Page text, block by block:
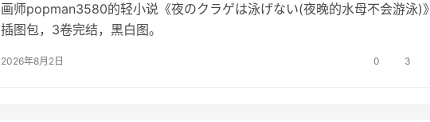
画师popman3580的轻小说《夜のクラゲは泳げない(夜晚的水母不会游泳)》
插图包，3卷完结，黑白图。
2026年8月2日 0 3